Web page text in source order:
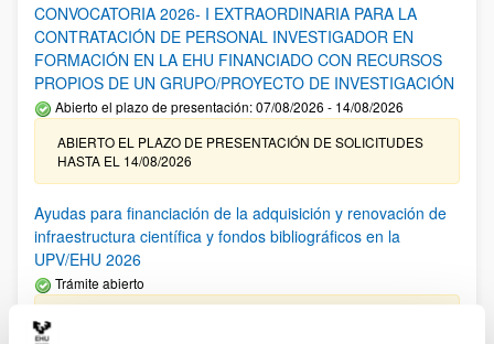
CONVOCATORIA 2026- I EXTRAORDINARIA PARA LA
CONTRATACIÓN DE PERSONAL INVESTIGADOR EN
FORMACIÓN EN LA EHU FINANCIADO CON RECURSOS
PROPIOS DE UN GRUPO/PROYECTO DE INVESTIGACIÓN
Abierto el plazo de presentación: 07/08/2026 - 14/08/2026
ABIERTO EL PLAZO DE PRESENTACIÓN DE SOLICITUDES
HASTA EL 14/08/2026
Ayudas para financiación de la adquisición y renovación de
infraestructura científica y fondos bibliográficos en la
UPV/EHU 2026
Trámite abierto